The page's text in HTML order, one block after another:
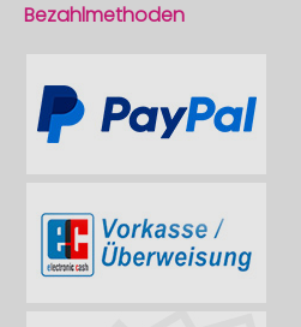
Bezahlmethoden